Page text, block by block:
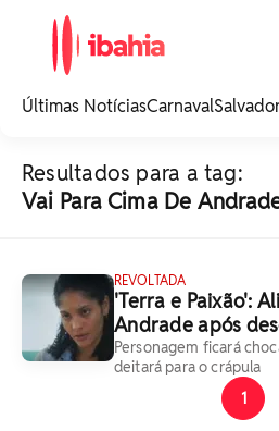
noticias e
Últimas NotíciasCarnaval
Resultados para a tag:
Vai Para Cima De
REVOLTADA
'Terra e Paixão':
Andrade após
Personagem ficará
deitará para o crápula
1